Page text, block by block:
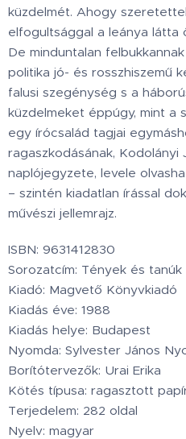
küzdelmét. Ahogy
elfogultsággal a leánya látta
De minduntalan
politika jó- és rosszhiszemű
falusi szegénység s a
küzdelmeket éppúgy, mint a
egy írócsalád tagjai
ragaszkodásának, Kodolányi
naplójegyzete, levele
– szintén kiadatlan írással
művészi jellemrajz.
ISBN: 9631412830
Sorozatcím: Tények és tanúk
Kiadó: Magvető Könyvkiadó
Kiadás éve: 1988
Kiadás helye: Budapest
Nyomda: Sylvester János
Borítótervezők: Urai Erika
Kötés típusa: ragasztott
Terjedelem: 282 oldal
Nyelv: magyar